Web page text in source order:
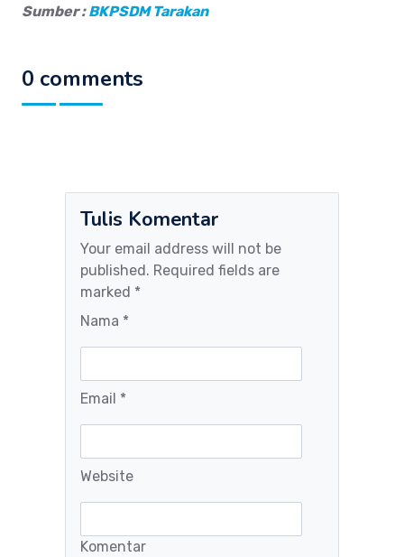
Sumber :BKPSDM Tarakan
0 comments
Tulis Komentar
Your email address will not be
published. Required fields are
marked *
Nama *
Email *
Website
Komentar